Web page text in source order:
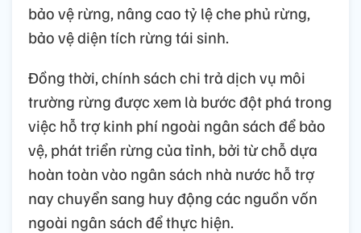
bảo vệ rừng, nâng cao tỷ lệ che phủ rừng,
bảo vệ diện tích rừng tái sinh.
Đồng thời, chính sách chi trả dịch vụ môi
trường rừng được xem là bước đột phá trong
việc hỗ trợ kinh phí ngoài ngân sách để bảo
vệ, phát triển rừng của tỉnh, bởi từ chỗ dựa
hoàn toàn vào ngân sách nhà nước hỗ trợ
nay chuyển sang huy động các nguồn vốn
ngoài ngân sách để thực hiện.